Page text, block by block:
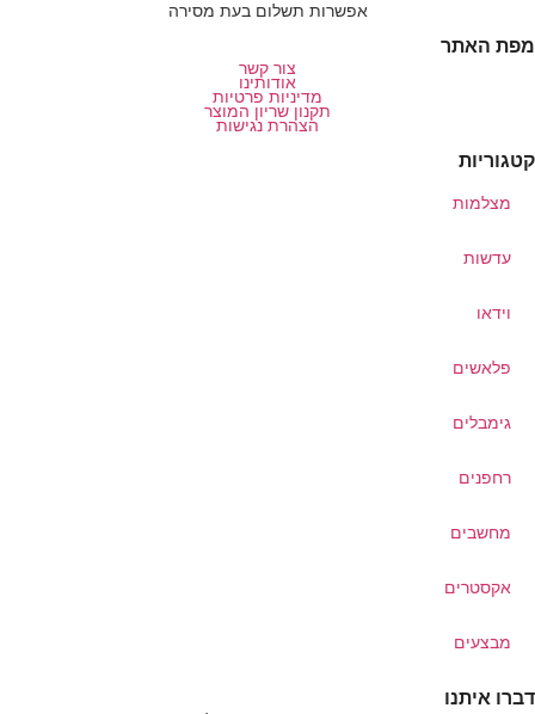
אפשרות תשלום בעת מסירה
מפת האתר
צור קשר
אודותינו
מדיניות פרטיות
תקנון שריון המוצר
הצהרת נגישות
קטגוריות
מצלמות
עדשות
וידאו
פלאשים
גימבלים
רחפנים
מחשבים
אקסטרים
מבצעים
דברו איתנו